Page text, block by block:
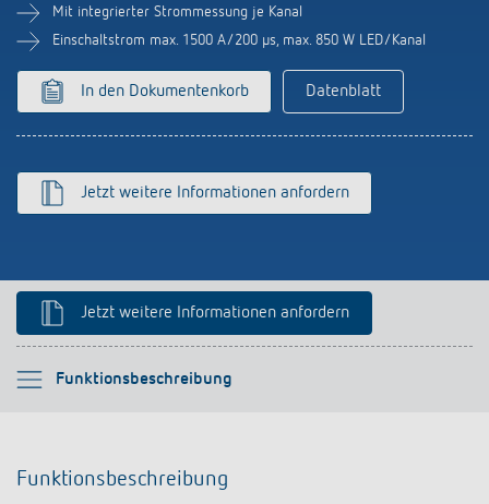
Apps von Theben
Stromstossschalter: Licht effizient
Verbände und Institutionen
Umwelt
Historie
Anfahrt
Newsletter
Mit integrierter Strommessung je Kanal
Einschaltstrom max. 1500 A/200 µs, max. 850 W LED/Kanal
In den Dokumentenkorb Datenblatt
Jetzt weitere Informationen anfordern
Jetzt weitere Informationen anfordern
Funktionsbeschreibung
Bitte auswählen
Technische Informationen
Funktionsbeschreibung